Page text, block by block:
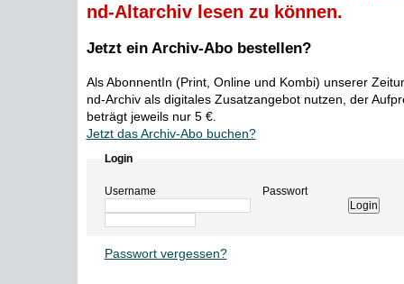
nd-Altarchiv lesen zu können.
Jetzt ein Archiv-Abo bestellen?
Als AbonnentIn (Print, Online und Kombi) unserer
nd-Archiv als digitales Zusatzangebot nutzen, der
beträgt jeweils nur 5 €.
Jetzt das Archiv-Abo buchen?
Login
Username Passwort
Passwort vergessen?